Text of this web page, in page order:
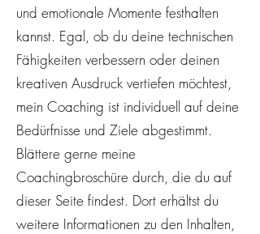
und emotionale Momente festhalten
kannst. Egal, ob du deine technischen
Fähigkeiten verbessern oder deinen
kreativen Ausdruck vertiefen möchtest,
mein Coaching ist individuell auf deine
Bedürfnisse und Ziele abgestimmt.
Blättere gerne meine
Coachingbroschüre durch, die du auf
dieser Seite findest. Dort erhältst du
weitere Informationen zu den Inhalten,